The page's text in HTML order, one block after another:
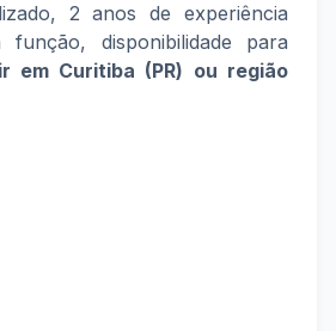
2 anos de experiência
função, disponibilidade para
em Curitiba (PR) ou região